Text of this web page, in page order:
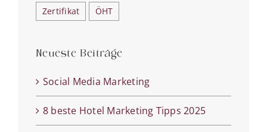
Zertifikat
ÖHT
Neueste Beiträge
Social Media Marketing
8 beste Hotel Marketing Tipps 2025